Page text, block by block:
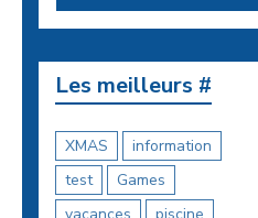
Les meilleurs #
XMAS
information
test
Games
vacances
piscine